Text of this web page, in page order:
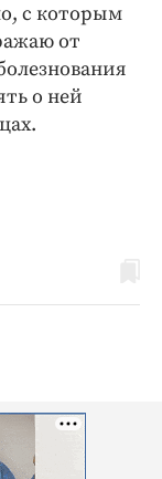
с которым
от
о ней